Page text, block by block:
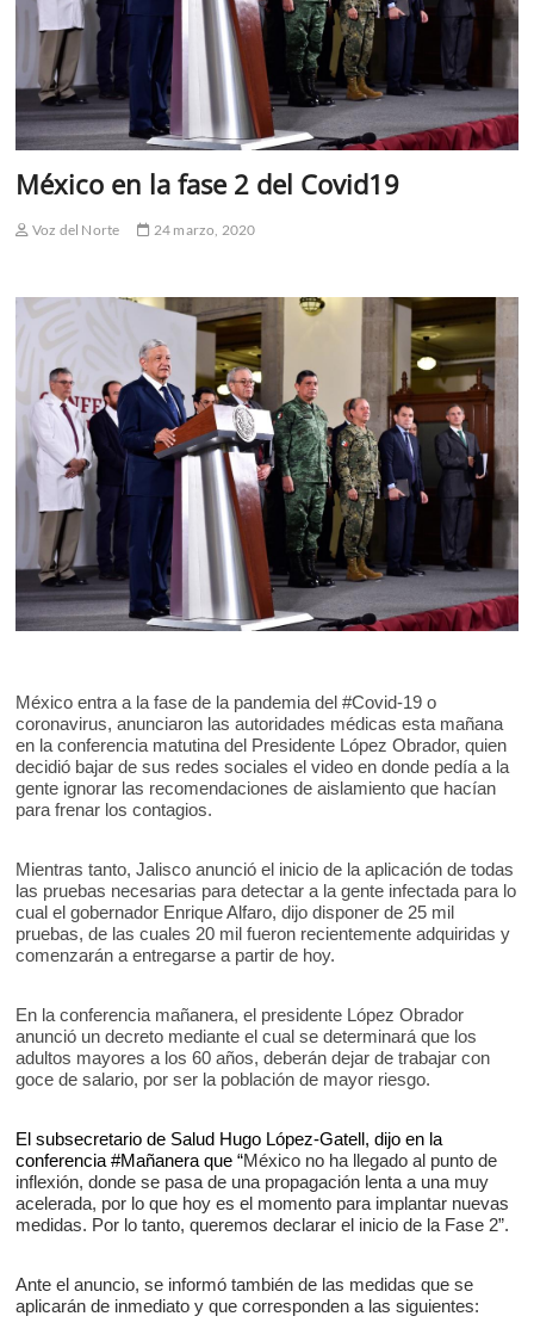
México en la fase 2 del Covid19
Voz del Norte 24 marzo, 2020
México entra a la fase de la pandemia del #Covid-19 o
coronavirus, anunciaron las autoridades médicas esta mañana
en la conferencia matutina del Presidente López Obrador, quien
decidió bajar de sus redes sociales el video en donde pedía a la
gente ignorar las recomendaciones de aislamiento que hacían
para frenar los contagios.
Mientras tanto, Jalisco anunció el inicio de la aplicación de todas
las pruebas necesarias para detectar a la gente infectada para lo
cual el gobernador Enrique Alfaro, dijo disponer de 25 mil
pruebas, de las cuales 20 mil fueron recientemente adquiridas y
comenzarán a entregarse a partir de hoy.
En la conferencia mañanera, el presidente López Obrador
anunció un decreto mediante el cual se determinará que los
adultos mayores a los 60 años, deberán dejar de trabajar con
goce de salario, por ser la población de mayor riesgo.
El subsecretario de Salud Hugo López-Gatell, dijo en la
conferencia #Mañanera que “México no ha llegado al punto de
inflexión, donde se pasa de una propagación lenta a una muy
acelerada, por lo que hoy es el momento para implantar nuevas
medidas. Por lo tanto, queremos declarar el inicio de la Fase 2”.
Ante el anuncio, se informó también de las medidas que se
aplicarán de inmediato y que corresponden a las siguientes: